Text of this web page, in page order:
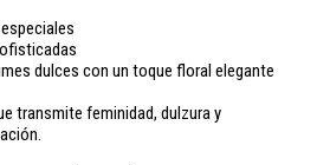
dulces con un toque floral elegante
transmite feminidad, dulzura y